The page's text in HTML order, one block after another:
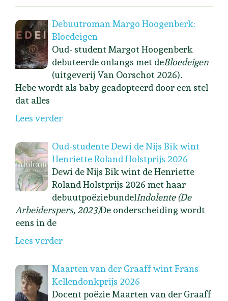
Debuutroman Margo Hoogenberk:
Bloedeigen
Oud- student Margot Hoogenberk
debuteerde onlangs met deBloedeigen
(uitgeverij Van Oorschot 2026).
Hebe wordt als baby geadopteerd door een stel
dat alles
Lees verder
Oud-studente Dewi de Nijs Bik wint
Henriette Roland Holstprijs 2026
Dewi de Nijs Bik wint de Henriette
Roland Holstprijs 2026 met haar
debuutpoëziebundelIndolente (De
Arbeiderspers, 2023)De onderscheiding wordt
eens in de
Lees verder
Maarten van der Graaff wint Frans
Kellendonkprijs 2026
Docent poëzie Maarten van der Graaff